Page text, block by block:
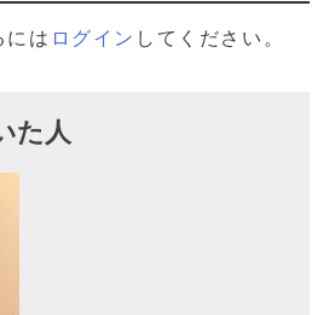
には ログイン してください。
た人